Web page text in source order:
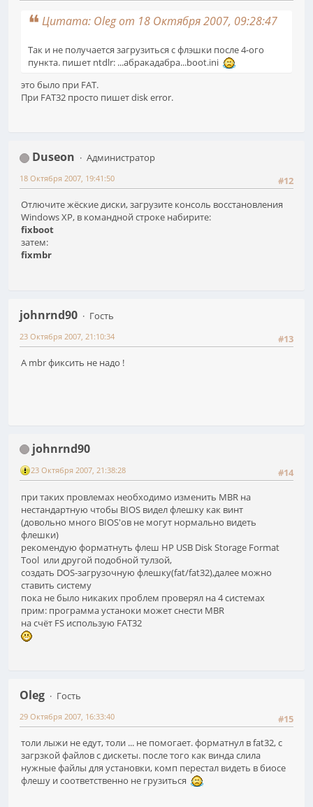
Цитата: Oleg от 18 Октября 2007, 09:28:47
Так и не получается загрузиться с флэшки после 4-ого
пункта. пишет ntdlr: ...абракадабра...boot.ini
это было при FAT.
При FAT32 просто пишет disk error.
Duseon
Администратор
#12
18 Октября 2007, 19:41:50
Отлючите жёские диски, загрузите консоль восстановления
Windows XP, в командной строке набирите:
fixboot
затем:
fixmbr
johnrnd90
Гость
#13
23 Октября 2007, 21:10:34
А mbr фиксить не надо !
johnrnd90
#14
23 Октября 2007, 21:38:28
при таких провлемах необходимо изменить MBR на
нестандартную чтобы BIOS видел флешку как винт
(довольно много BIOS'ов не могут нормально видеть
флешки)
рекомендую форматнуть флеш HP USB Disk Storage Format
Tool или другой подобной тулзой,
создать DOS-загрузочную флешку(fat/fat32),далее можно
ставить систему
пока не было никаких проблем проверял на 4 системах
прим: программа устаноки может снести MBR
на счёт FS использую FAT32
Oleg
Гость
#15
29 Октября 2007, 16:33:40
толи лыжи не едут, толи ... не помогает. форматнул в fat32, с
загрзкой файлов с дискеты. после того как винда слила
нужные файлы для установки, комп перестал видеть в биосе
флешу и соответственно не грузиться